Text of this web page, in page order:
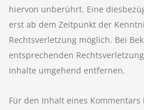
hiervon unberührt. Eine
erst ab dem Zeitpunkt der
Rechtsverletzung möglich. Bei
entsprechenden
Inhalte umgehend entfernen.
Für den Inhalt eines